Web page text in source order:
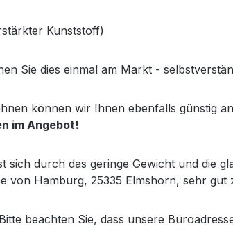
Kunststoff)
Sie dies einmal am Markt -
können wir Ihnen ebenfalls günstig
im Angebot!
durch das geringe Gewicht und die
Hamburg, 25335 Elmshorn, sehr gut
beachten Sie, dass unsere